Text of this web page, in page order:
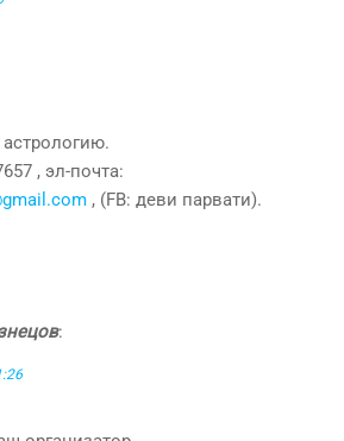
астрологию.
, эл-почта:
, (FB: деви парвати).
: